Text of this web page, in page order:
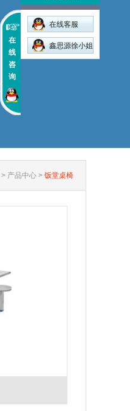
> 产品中心 > 饭堂桌椅
在
线
咨
询
在线客服
鑫思源徐小姐